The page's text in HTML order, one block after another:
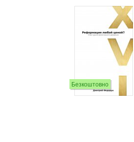
Безкоштовно